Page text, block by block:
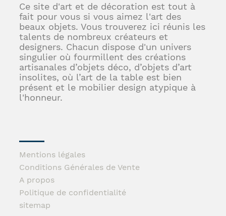
Ce site d'art et de décoration est tout à
fait pour vous si vous aimez l'art des
beaux objets. Vous trouverez ici réunis les
talents de nombreux créateurs et
designers. Chacun dispose d'un univers
singulier où fourmillent des créations
artisanales d’objets déco, d’objets d’art
insolites, où l’art de la table est bien
présent et le mobilier design atypique à
l'honneur.
Mentions légales
Conditions Générales de Vente
A propos
Politique de confidentialité
sitemap